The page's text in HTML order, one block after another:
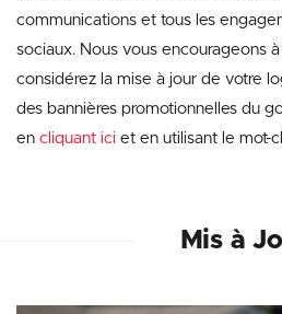
communications et tous les
sociaux. Nous vous encourageons
considérez la mise à jour de votre
des bannières promotionnelles du
en cliquant ici et en utilisant le mot-
Mis à